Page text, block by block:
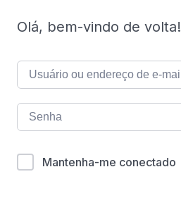
Olá, bem-vindo de volta!
Alternative:Mantenha-me conectado